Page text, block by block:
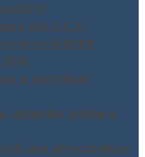
DPO
H.A.C.C.P.
di RSPP
a contributi
azienda, online e
uso attrezzature